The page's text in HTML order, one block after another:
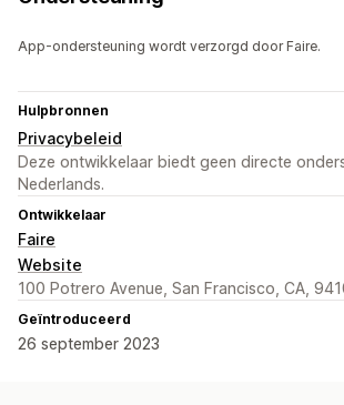
App-ondersteuning wordt verzorgd door Faire.
Hulpbronnen
Privacybeleid
Deze ontwikkelaar biedt geen directe
Nederlands.
Ontwikkelaar
Faire
Website
100 Potrero Avenue, San Francisco, CA,
Geïntroduceerd
26 september 2023